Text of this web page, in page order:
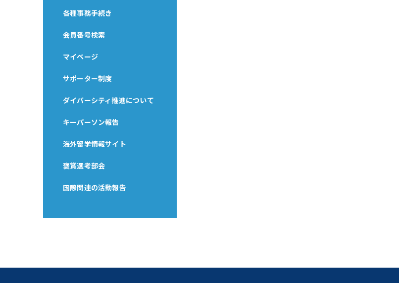
各種事務手続き
会員番号検索
マイページ
サポーター制度
ダイバーシティ推進について
キーパーソン報告
海外留学情報サイト
褒賞選考部会
国際関連の活動報告